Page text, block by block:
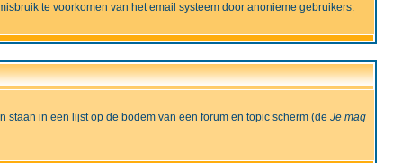
te voorkomen van het email systeem door anonieme gebruikers.
in een lijst op de bodem van een forum en topic scherm (de Je mag